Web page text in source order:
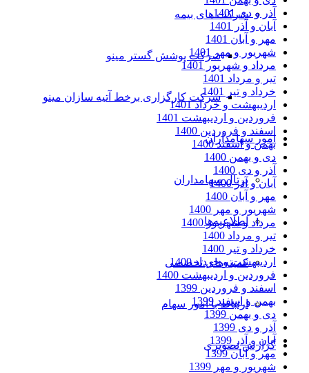
شرکت های بیمه
شرکت پوشش گستر مینو
شرکت کارگزاری برخط آتیه سازان مینو
امور سهامداران
پرتال سهامداران
اطلاعیه‌ها
کمیته‌های تخصصی
ارتباط با امور سهام
گزارش تصویری
آذر و دی 1401
آبان و آذر 1401
مهر و آبان 1401
شهریور و مهر 1401
مرداد و شهریور 1401
تیر و مرداد 1401
خرداد و تیر 1401
اردیبهشت و خرداد 1401
فروردین و اردیبهشت 1401
اسفند و فروردین 1400
بهمن و اسفند 1400
دی و بهمن 1400
آذر و دی 1400
آبان و آذر 1400
مهر و آبان 1400
شهریور و مهر 1400
مرداد و شهریور 1400
تیر و مرداد 1400
خرداد و تیر 1400
اردیبهشت و خرداد 1400
فروردین و اردیبهشت 1400
اسفند و فروردین 1399
بهمن و اسفند 1399
دی و بهمن 1399
آذر و دی 1399
آبان و آذر 1399
مهر و آبان 1399
شهریور و مهر 1399